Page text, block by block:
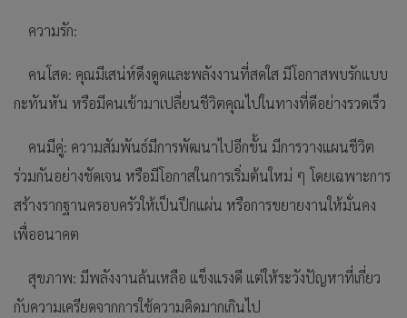
ความรัก:
คนโสด: คุณมีเสน่ห์ดึงดูดและพลังงานที่สดใส มีโอกาสพบรักแบบ
กะทันหัน หรือมีคนเข้ามาเปลี่ยนชีวิตคุณไปในทางที่ดีอย่างรวดเร็ว
คนมีคู่: ความสัมพันธ์มีการพัฒนาไปอีกขั้น มีการวางแผนชีวิต
ร่วมกันอย่างชัดเจน หรือมีโอกาสในการเริ่มต้นใหม่ ๆ โดยเฉพาะการ
สร้างรากฐานครอบครัวให้เป็นปึกแผ่น หรือการขยายงานให้มั่นคง
เพื่ออนาคต
สุขภาพ: มีพลังงานล้นเหลือ แข็งแรงดี แต่ให้ระวังปัญหาที่เกี่ยว
กับความเครียดจากการใช้ความคิดมากเกินไป